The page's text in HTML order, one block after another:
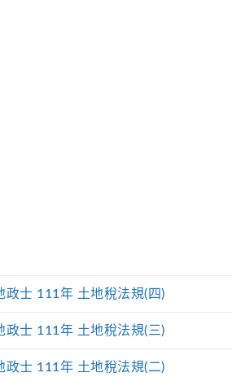
政士 111年 土地稅法規(四)
政士 111年 土地稅法規(三)
政士 111年 土地稅法規(二)